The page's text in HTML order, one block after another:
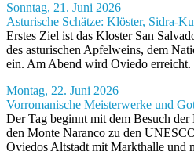
Sonntag, 21. Juni 2026
Asturische Schätze: Klöster, Sidra-
Erstes Ziel ist das Kloster San
des asturischen Apfelweins, dem
ein. Am Abend wird Oviedo erreicht.
Montag, 22. Juni 2026
Vorromanische Meisterwerke und
Der Tag beginnt mit dem Besuch
den Monte Naranco zu den
Oviedos Altstadt mit Markthalle und